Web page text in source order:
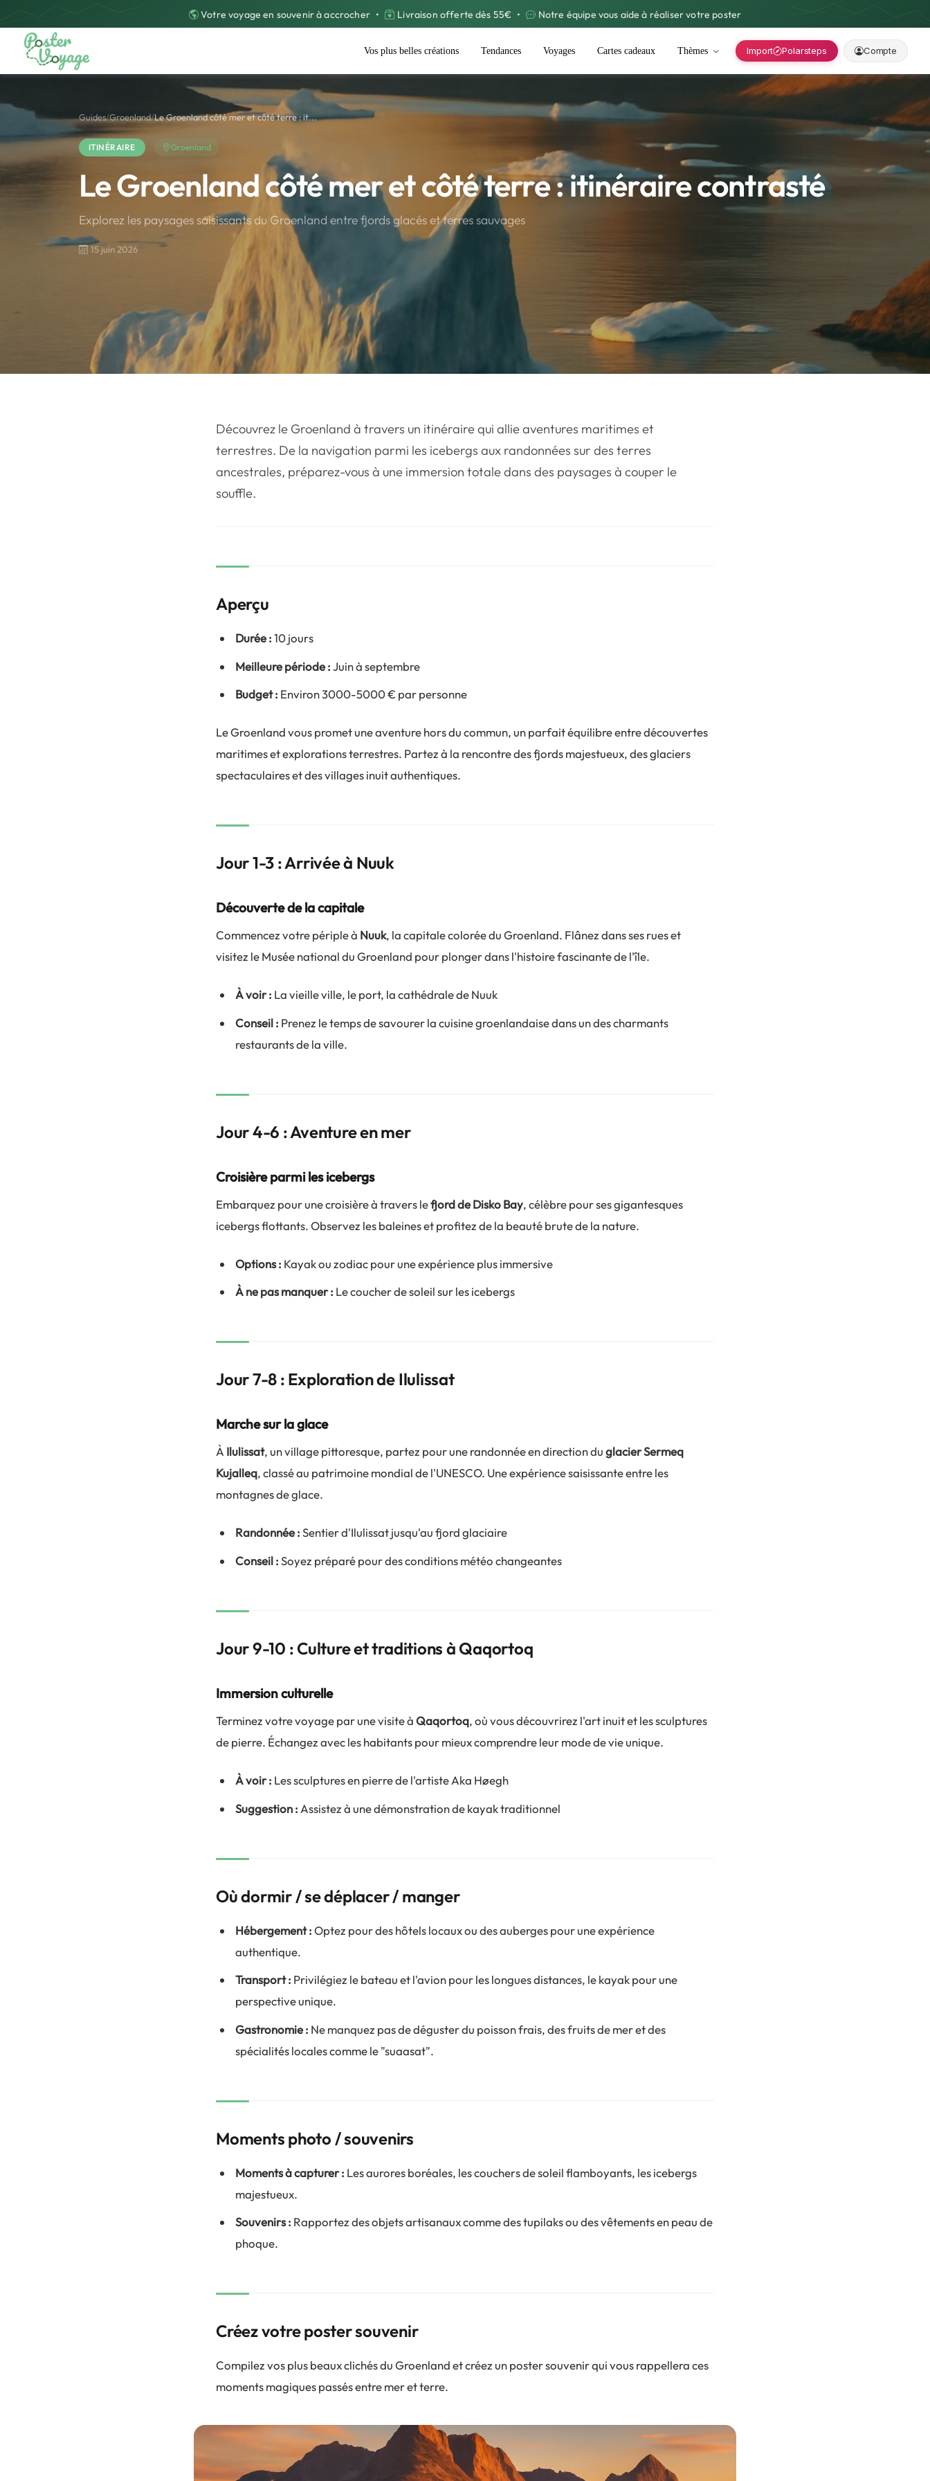
Votre voyage en souvenir à accrocher • Livraison offerte dès 55€ • Notre équipe vous aide à réaliser votre poster
Vos plus belles créations Tendances Voyages Cartes cadeaux Thèmes Import Polarsteps Compte
Guides/Groenland/Le Groenland côté mer et côté terre : it...
ITINÉRAIRE Groenland
Le Groenland côté mer et côté terre : itinéraire contrasté
Explorez les paysages saisissants du Groenland entre fjords glacés et terres sauvages
15 juin 2026
Découvrez le Groenland à travers un itinéraire qui allie aventures maritimes et
terrestres. De la navigation parmi les icebergs aux randonnées sur des terres
ancestrales, préparez-vous à une immersion totale dans des paysages à couper le
souffle.
Aperçu
Durée :10 jours
Meilleure période :Juin à septembre
Budget : Environ 3000-5000 € par personne
Le Groenland vous promet une aventure hors du commun, un parfait équilibre entre découvertes
maritimes et explorations terrestres. Partez à la rencontre des fjords majestueux, des glaciers
spectaculaires et des villages inuit authentiques.
Jour 1-3 : Arrivée à Nuuk
Découverte de la capitale
Commencez votre périple à Nuuk, la capitale colorée du Groenland. Flânez dans ses rues et
visitez le Musée national du Groenland pour plonger dans l'histoire fascinante de l'île.
À voir : La vieille ville, le port, la cathédrale de Nuuk
Conseil : Prenez le temps de savourer la cuisine groenlandaise dans un des charmants
restaurants de la ville.
Jour 4-6 : Aventure en mer
Croisière parmi les icebergs
Embarquez pour une croisière à travers lefjord de Disko Bay, célèbre pour ses gigantesques
icebergs flottants. Observez les baleines et profitez de la beauté brute de la nature.
Options : Kayak ou zodiac pour une expérience plus immersive
À ne pas manquer : Le coucher de soleil sur les icebergs
Jour 7-8 : Exploration de Ilulissat
Marche sur la glace
À Ilulissat, un village pittoresque, partez pour une randonnée en direction duglacier Sermeq
Kujalleq, classé au patrimoine mondial de l'UNESCO. Une expérience saisissante entre les
montagnes de glace.
Randonnée :Sentier d'Ilulissat jusqu'au fjord glaciaire
Conseil :Soyez préparé pour des conditions météo changeantes
Jour 9-10 : Culture et traditions à Qaqortoq
Immersion culturelle
Terminez votre voyage par une visite àQaqortoq, où vous découvrirez l'art inuit et les sculptures
de pierre. Échangez avec les habitants pour mieux comprendre leur mode de vie unique.
À voir : Les sculptures en pierre de l'artiste Aka Høegh
Suggestion : Assistez à une démonstration de kayak traditionnel
Où dormir / se déplacer / manger
Hébergement :Optez pour des hôtels locaux ou des auberges pour une expérience
authentique.
Transport : Privilégiez le bateau et l'avion pour les longues distances, le kayak pour une
perspective unique.
Gastronomie : Ne manquez pas de déguster du poisson frais, des fruits de mer et des
spécialités locales comme le "suaasat".
Moments photo / souvenirs
Moments à capturer : Les aurores boréales, les couchers de soleil flamboyants, les icebergs
majestueux.
Souvenirs : Rapportez des objets artisanaux comme des tupilaks ou des vêtements en peau de
phoque.
Créez votre poster souvenir
Compilez vos plus beaux clichés du Groenland et créez un poster souvenir qui vous rappellera ces
moments magiques passés entre mer et terre.